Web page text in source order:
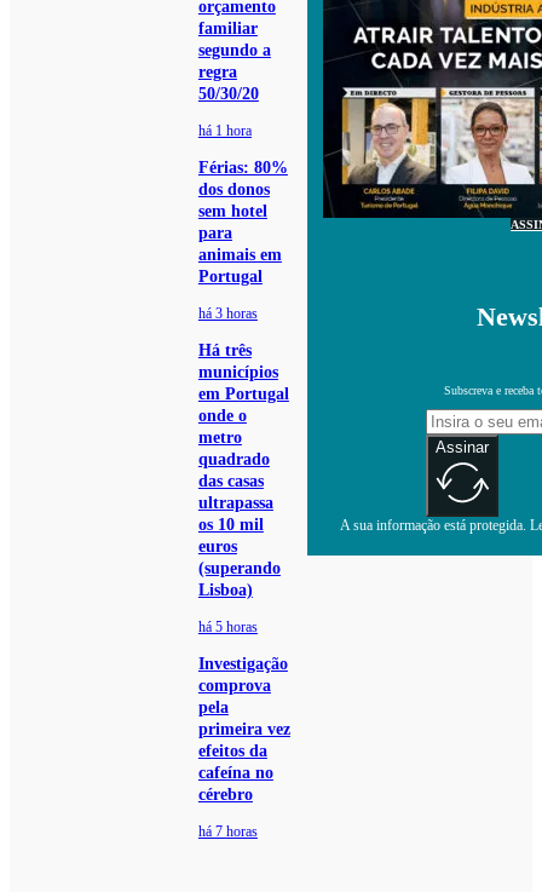
orçamento
familiar
segundo a
regra
50/30/20
há 1 hora
Férias: 80%
dos donos
sem hotel
para
animais em
Portugal
há 3 horas
Há três
municípios
em Portugal
onde o
metro
quadrado
das casas
ultrapassa
os 10 mil
euros
(superando
Lisboa)
há 5 horas
Investigação
comprova
pela
primeira vez
efeitos da
cafeína no
cérebro
há 7 horas
Subscreva e receba
Assinar
A sua informação está protegida.